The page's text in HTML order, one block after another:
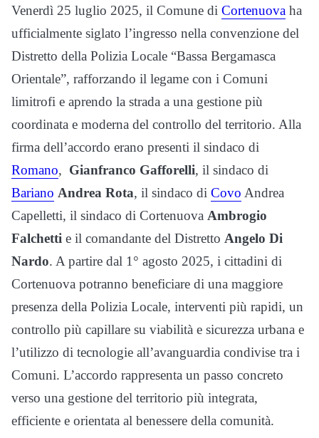
Venerdì 25 luglio 2025, il Comune di Cortenuova ha
ufficialmente siglato l’ingresso nella convenzione del
Distretto della Polizia Locale “Bassa Bergamasca
Orientale”, rafforzando il legame con i Comuni
limitrofi e aprendo la strada a una gestione più
coordinata e moderna del controllo del territorio. Alla
firma dell’accordo erano presenti il sindaco di
Romano, Gianfranco Gafforelli, il sindaco di
Bariano Andrea Rota, il sindaco di Covo Andrea
Capelletti, il sindaco di Cortenuova Ambrogio
Falchetti e il comandante del Distretto Angelo Di
Nardo. A partire dal 1° agosto 2025, i cittadini di
Cortenuova potranno beneficiare di una maggiore
presenza della Polizia Locale, interventi più rapidi, un
controllo più capillare su viabilità e sicurezza urbana e
l’utilizzo di tecnologie all’avanguardia condivise tra i
Comuni. L’accordo rappresenta un passo concreto
verso una gestione del territorio più integrata,
efficiente e orientata al benessere della comunità.